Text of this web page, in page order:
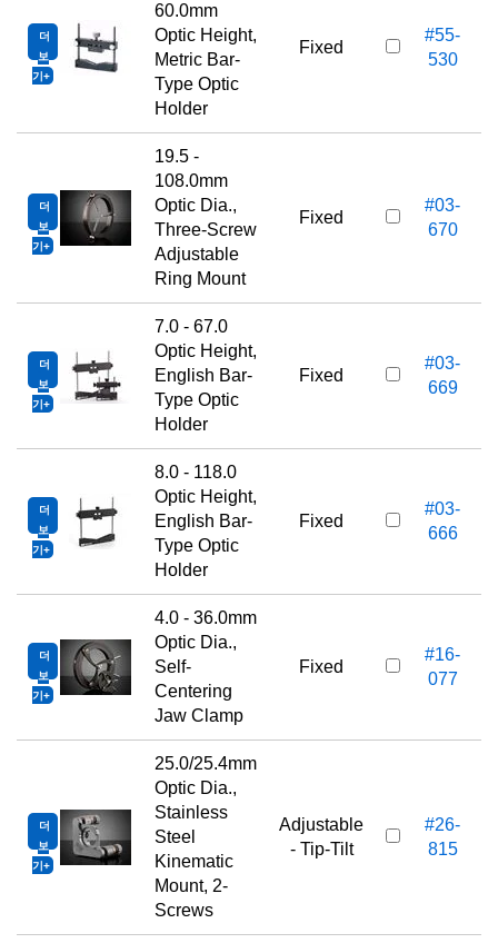
더
보
기
60.0mm
Optic Height,
Metric Bar-
Type Optic
Holder
Fixed
#55-
530
더
보
기
19.5 -
108.0mm
Optic Dia.,
Three-Screw
Adjustable
Ring Mount
Fixed
#03-
670
더
보
기
7.0 - 67.0
Optic Height,
English Bar-
Type Optic
Holder
Fixed
#03-
669
더
보
기
8.0 - 118.0
Optic Height,
English Bar-
Type Optic
Holder
Fixed
#03-
666
더
보
기
4.0 - 36.0mm
Optic Dia.,
Self-
Centering
Jaw Clamp
Fixed
#16-
077
더
보
기
25.0/25.4mm
Optic Dia.,
Stainless
Steel
Kinematic
Mount, 2-
Screws
Adjustable
- Tip-Tilt
#26-
815